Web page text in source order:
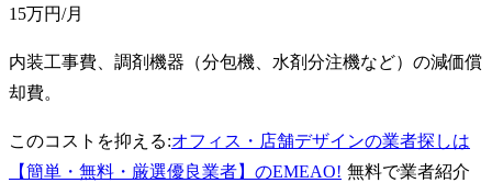
15万円/月
内装工事費、調剤機器（分包機、水剤分注機など）の減価償
却費。
このコストを抑える:オフィス・店舗デザインの業者探しは
【簡単・無料・厳選優良業者】のEMEAO! 無料で業者紹介